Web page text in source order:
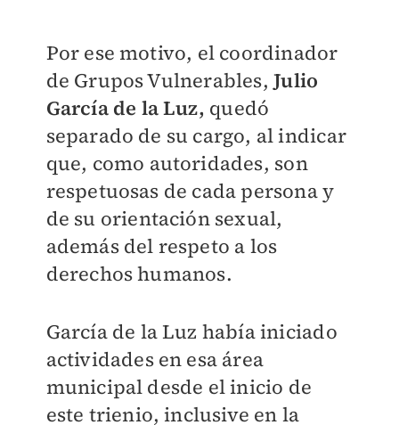
Por ese motivo, el coordinador
de Grupos Vulnerables,Julio
García de la Luz, quedó
separado de su cargo, al indicar
que, como autoridades, son
respetuosas de cada persona y
de su orientación sexual,
además del respeto a los
derechos humanos.
García de la Luz había iniciado
actividades en esa área
municipal desde el inicio de
este trienio, inclusive en la